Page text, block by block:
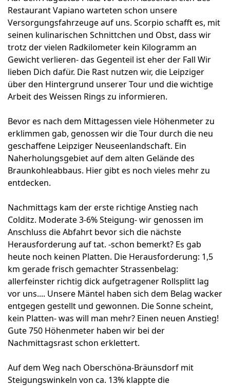
Restaurant Vapiano warteten schon unsere
Versorgungsfahrzeuge auf uns. Scorpio schafft es, mit
seinen kulinarischen Schnittchen und Obst, dass wir
trotz der vielen Radkilometer kein Kilogramm an
Gewicht verlieren- das Gegenteil ist eher der Fall Wir
lieben Dich dafür. Die Rast nutzen wir, die Leipziger
über den Hintergrund unserer Tour und die wichtige
Arbeit des Weissen Rings zu informieren.
Bevor es nach dem Mittagessen viele Höhenmeter zu
erklimmen gab, genossen wir die Tour durch die neu
geschaffene Leipziger Neuseenlandschaft. Ein
Naherholungsgebiet auf dem alten Gelände des
Braunkohleabbaus. Hier gibt es noch vieles mehr zu
entdecken.
Nachmittags kam der erste richtige Anstieg nach
Colditz. Moderate 3-6% Steigung- wir genossen im
Anschluss die Abfahrt bevor sich die nächste
Herausforderung auf tat. -schon bemerkt? Es gab
heute noch keinen Platten. Die Herausforderung: 1,5
km gerade frisch gemachter Strassenbelag:
allerfeinster richtig dick aufgetragener Rollsplitt lag
vor uns.... Unsere Mäntel haben sich dem Belag wacker
entgegen gestellt und gewonnen. Die Sonne scheint,
kein Platten- was will man mehr? Einen neuen Anstieg!
Gute 750 Höhenmeter haben wir bei der
Nachmittagsrast schon erklettert.
Auf dem Weg nach Oberschöna-Bräunsdorf mit
Steigungswinkeln von ca. 13% klappte die